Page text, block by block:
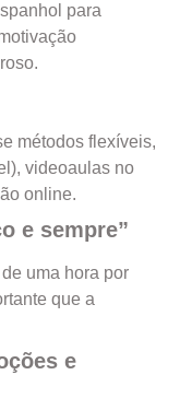
para
métodos flexíveis,
videoaulas no
online.
e sempre”
uma hora por
que a
e